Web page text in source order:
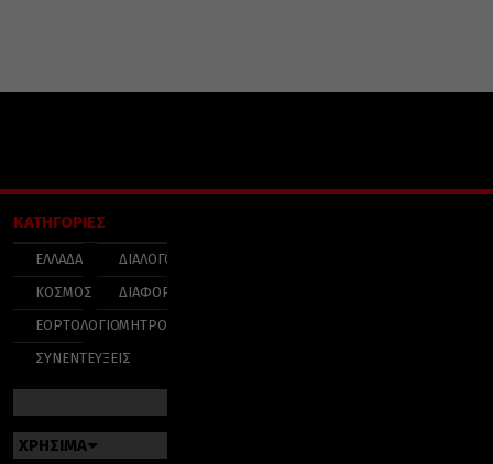
ΚΑΤΗΓΟΡΙΕΣ
ΕΛΛΑΔΑ
ΚΟΣΜΟΣ
ΕΟΡΤΟΛΟΓΙΟ
ΣΥΝΕΝΤΕΥΞΕΙΣ
ΔΙΑΛΟΓΟΣ
ΔΙΑΦΟΡΑ
ΜΗΤΡΟΠΟΛΕΙΣ
ΧΡΗΣΙΜΑ